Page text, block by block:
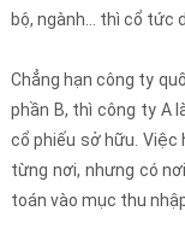
bộ, ngành… thì cổ tức
Chẳng hạn công ty
phần B, thì công ty A
cổ phiếu sở hữu.
từng nơi, nhưng có
toán vào mục thu